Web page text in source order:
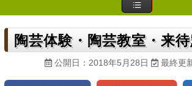
陶芸体験・陶芸教室・来
公開日：2018年5月28日 最終更